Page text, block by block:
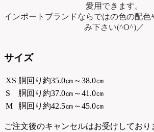
愛用できます。
インポートブランドならではの色の配色
み下さい(^O^)／
サイズ
XS 胴回り約35.0㎝～38.0㎝
S
胴回り約37.0㎝～41.0㎝
M
胴回り約42.5㎝～45.0㎝
ご注文後のキャンセルはお受けしており